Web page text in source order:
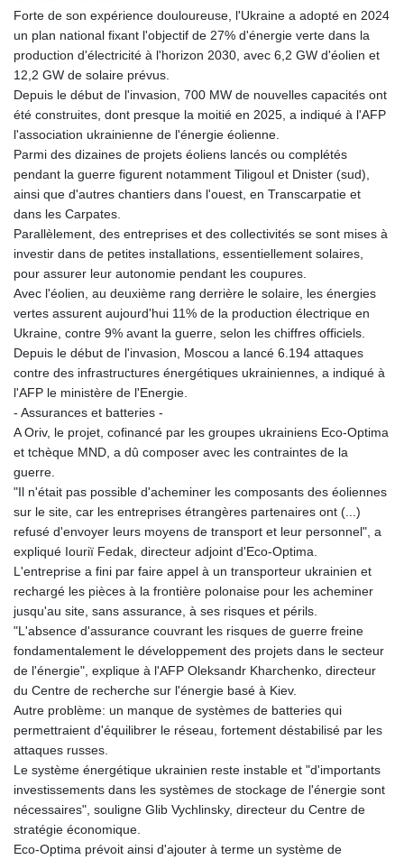
Forte de son expérience douloureuse, l'Ukraine a adopté en 2024
un plan national fixant l'objectif de 27% d'énergie verte dans la
production d'électricité à l'horizon 2030, avec 6,2 GW d'éolien et
12,2 GW de solaire prévus.
Depuis le début de l'invasion, 700 MW de nouvelles capacités ont
été construites, dont presque la moitié en 2025, a indiqué à l'AFP
l'association ukrainienne de l'énergie éolienne.
Parmi des dizaines de projets éoliens lancés ou complétés
pendant la guerre figurent notamment Tiligoul et Dnister (sud),
ainsi que d'autres chantiers dans l'ouest, en Transcarpatie et
dans les Carpates.
Parallèlement, des entreprises et des collectivités se sont mises à
investir dans de petites installations, essentiellement solaires,
pour assurer leur autonomie pendant les coupures.
Avec l'éolien, au deuxième rang derrière le solaire, les énergies
vertes assurent aujourd'hui 11% de la production électrique en
Ukraine, contre 9% avant la guerre, selon les chiffres officiels.
Depuis le début de l'invasion, Moscou a lancé 6.194 attaques
contre des infrastructures énergétiques ukrainiennes, a indiqué à
l'AFP le ministère de l'Energie.
- Assurances et batteries -
A Oriv, le projet, cofinancé par les groupes ukrainiens Eco-Optima
et tchèque MND, a dû composer avec les contraintes de la
guerre.
"Il n'était pas possible d'acheminer les composants des éoliennes
sur le site, car les entreprises étrangères partenaires ont (...)
refusé d'envoyer leurs moyens de transport et leur personnel", a
expliqué Iouriï Fedak, directeur adjoint d'Eco-Optima.
L'entreprise a fini par faire appel à un transporteur ukrainien et
rechargé les pièces à la frontière polonaise pour les acheminer
jusqu'au site, sans assurance, à ses risques et périls.
"L'absence d'assurance couvrant les risques de guerre freine
fondamentalement le développement des projets dans le secteur
de l'énergie", explique à l'AFP Oleksandr Kharchenko, directeur
du Centre de recherche sur l'énergie basé à Kiev.
Autre problème: un manque de systèmes de batteries qui
permettraient d'équilibrer le réseau, fortement déstabilisé par les
attaques russes.
Le système énergétique ukrainien reste instable et "d'importants
investissements dans les systèmes de stockage de l'énergie sont
nécessaires", souligne Glib Vychlinsky, directeur du Centre de
stratégie économique.
Eco-Optima prévoit ainsi d'ajouter à terme un système de